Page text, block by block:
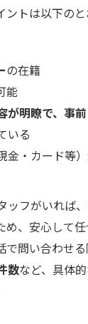
トは以下のと
の在籍
能
が明瞭で、事
いる
金・カード等
ッフがいれば
め、安心して
問い合わせる
数など、具体